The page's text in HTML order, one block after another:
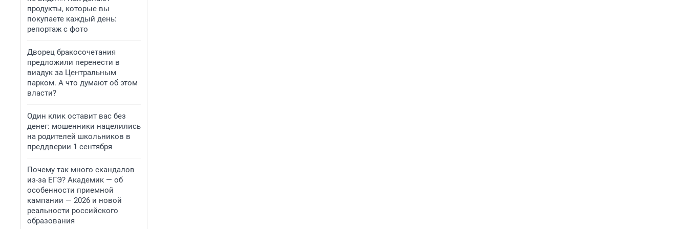
продукты, которые вы
покупаете каждый день:
репортаж с фото
Дворец бракосочетания
предложили перенести в
виадук за Центральным
парком. А что думают об этом
власти?
Один клик оставит вас без
денег: мошенники нацелились
на родителей школьников в
преддверии 1 сентября
Почему так много скандалов
из-за ЕГЭ? Академик — об
особенности приемной
кампании — 2026 и новой
реальности российского
образования